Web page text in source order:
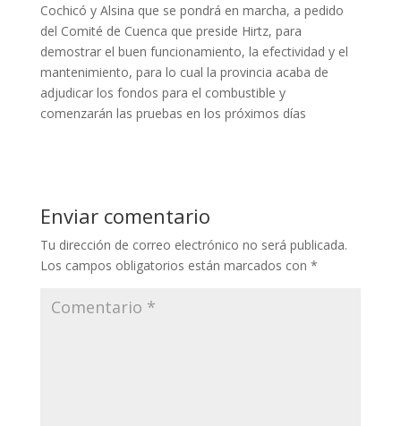
Cochicó y Alsina que se pondrá en marcha, a pedido
del Comité de Cuenca que preside Hirtz, para
demostrar el buen funcionamiento, la efectividad y el
mantenimiento, para lo cual la provincia acaba de
adjudicar los fondos para el combustible y
comenzarán las pruebas en los próximos días
Enviar comentario
Tu dirección de correo electrónico no será publicada.
Los campos obligatorios están marcados con *